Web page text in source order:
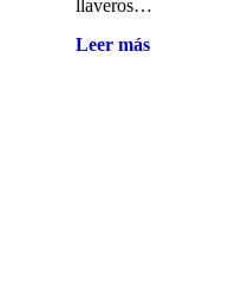
llaveros…
Leer más